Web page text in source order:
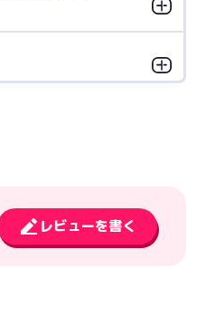
レビューを書く